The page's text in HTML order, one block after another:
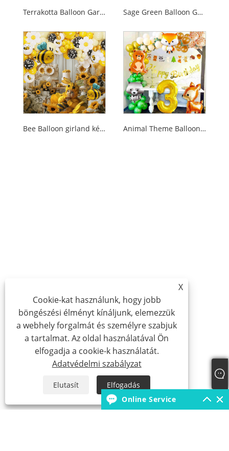
Terrakotta Balloon Garland Kit Sage Green Balloon Garland Kit
Bee Balloon girland készletek Animal Theme Balloon girland készletek
X
Cookie-kat használunk, hogy jobb
böngészési élményt kínáljunk, elemezzük
a webhely forgalmát és személyre szabjuk
a tartalmat. Az oldal használatával Ön
elfogadja a cookie-k használatát.
Adatvédelmi szabályzat
Elutasít
Elfogadás
Online Service